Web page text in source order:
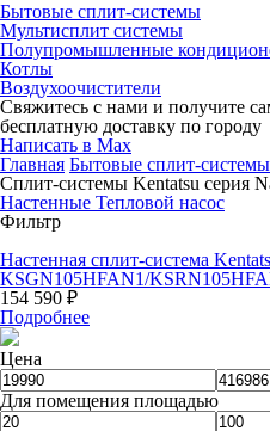
Бытовые сплит-системы
Мультисплит системы
Полупромышленные
Котлы
Воздухоочистители
Свяжитесь с нами и получите
бесплатную доставку по городу
Написать в Max
Главная Бытовые сплит-системы
Сплит-системы Kentatsu серия
Настенные Тепловой насос
Фильтр
Настенная сплит-система
KSGN105HFAN1/
154 590 ₽
Подробнее
Цена
Для помещения площадью